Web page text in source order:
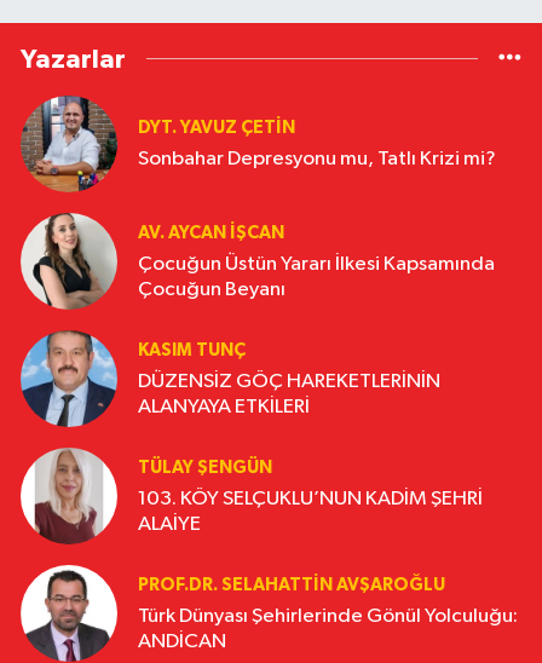
Yazarlar
DYT. YAVUZ ÇETİN
Sonbahar Depresyonu mu, Tatlı Krizi mi?
AV. AYCAN İŞCAN
Çocuğun Üstün Yararı İlkesi Kapsamında
Çocuğun Beyanı
KASIM TUNÇ
DÜZENSİZ GÖÇ HAREKETLERİNİN
ALANYAYA ETKİLERİ
TÜLAY ŞENGÜN
103. KÖY SELÇUKLU’NUN KADİM ŞEHRİ
ALAİYE
PROF.DR. SELAHATTIN AVŞAROĞLU
Türk Dünyası Şehirlerinde Gönül Yolculuğu:
ANDİCAN